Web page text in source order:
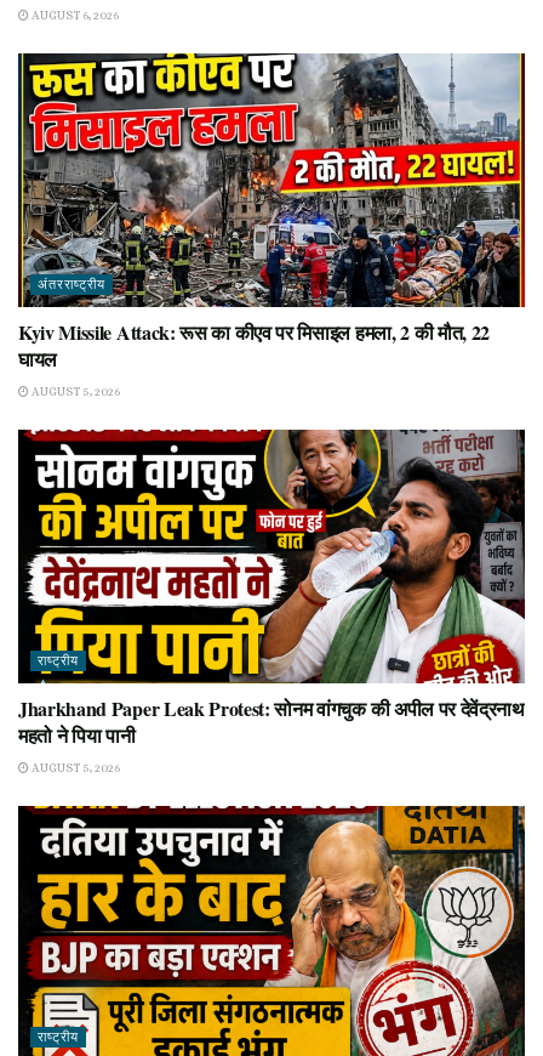
AUGUST 6, 2026
अंतरराष्ट्रीय
Kyiv Missile Attack: रूस का कीएव पर मिसाइल हमला, 2 की मौत, 22
घायल
AUGUST 5, 2026
राष्ट्रीय
Jharkhand Paper Leak Protest: सोनम वांगचुक की अपील पर देवेंद्रनाथ
महतो ने पिया पानी
AUGUST 5, 2026
राष्ट्रीय